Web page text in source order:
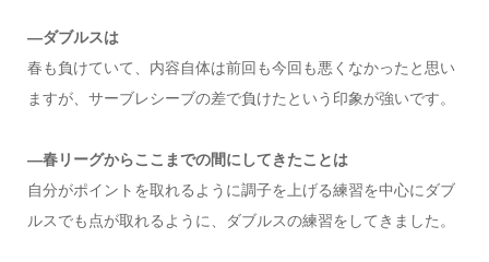
―ダブルスは
春も負けていて、内容自体は前回も今回も悪くなかったと思い
ますが、サーブレシーブの差で負けたという印象が強いです。
―春リーグからここまでの間にしてきたことは
自分がポイントを取れるように調子を上げる練習を中心にダブ
ルスでも点が取れるように、ダブルスの練習をしてきました。